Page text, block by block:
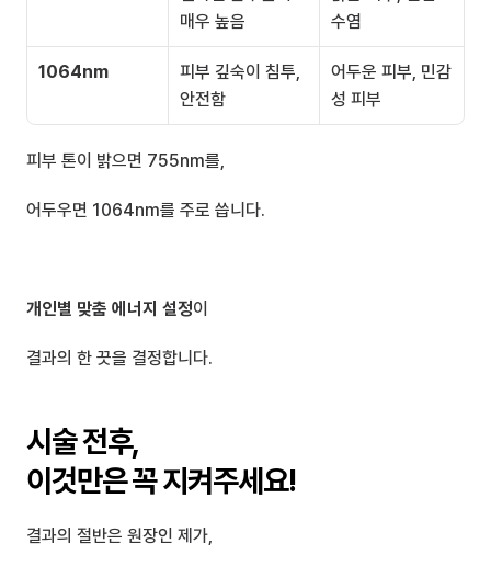
매우 높음
수염
1064nm
피부 깊숙이 침투,
안전함
어두운 피부, 민감
성 피부
피부 톤이 밝으면 755nm를,
어두우면 1064nm를 주로 씁니다.
개인별 맞춤 에너지 설정이
결과의 한 끗을 결정합니다.
시술 전후,
이것만은 꼭 지켜주세요!
결과의 절반은 원장인 제가,